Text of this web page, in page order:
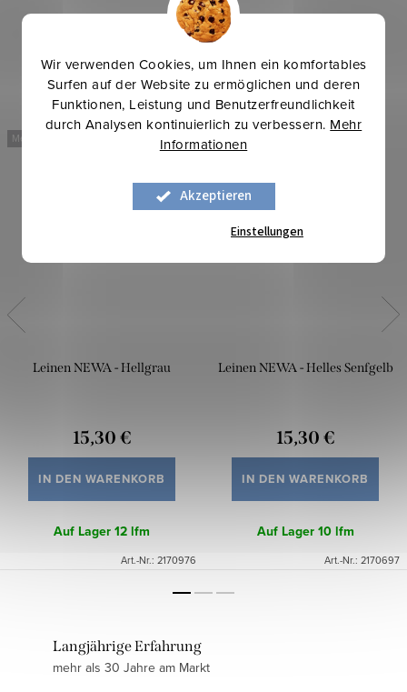
Wir verwenden Cookies, um Ihnen ein komfortables
Surfen auf der Website zu ermöglichen und deren
Funktionen, Leistung und Benutzerfreundlichkeit
durch Analysen kontinuierlich zu verbessern. Mehr
Informationen
Akzeptieren
Einstellungen
Mehr für weniger
Leinen NEWA - Hellgrau
15,30 €
IN DEN WARENKORB
Auf Lager12 lfm
Art.-Nr.: 2170976
Leinen NEWA - Helles Senfgelb
15,30 €
IN DEN WARENKORB
Auf Lager10 lfm
Art.-Nr.: 2170697
Langjährige Erfahrung
mehr als 30 Jahre am Markt